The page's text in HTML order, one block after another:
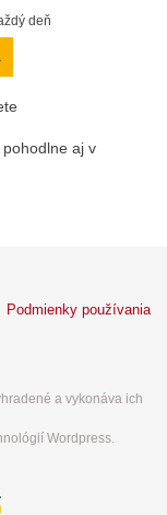
deň
aj v
Podmienky používania
a vykonáva ich
Wordpress.